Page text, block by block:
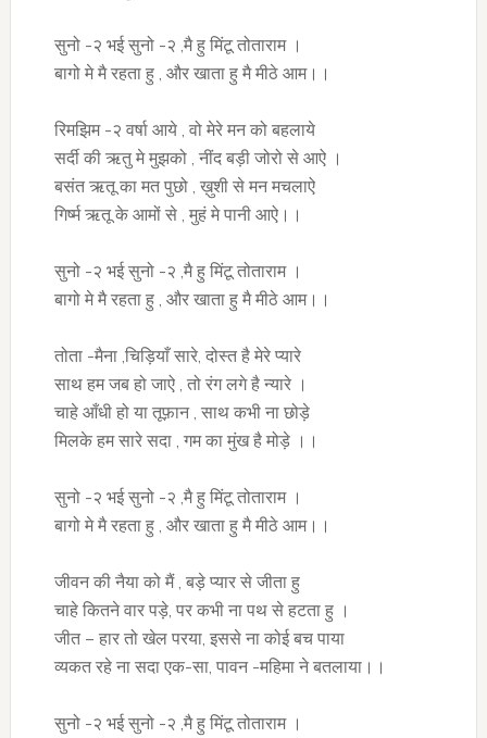
सुनो -२ भई सुनो -२ ,मै हु मिंटू तोताराम ।
बागो मे मै रहता हु , और खाता हु मै मीठे आम।।
रिमझिम -२ वर्षा आये , वो मेरे मन को बहलाये
सर्दी की ऋतु मे मुझको , नींद बड़ी जोरो से आऐ ।
बसंत ऋतू का मत पुछो , ख़ुशी से मन मचलाऐ
गिर्ष्म ऋतू के आमों से , मुहं मे पानी आऐ।।
सुनो -२ भई सुनो -२ ,मै हु मिंटू तोताराम ।
बागो मे मै रहता हु , और खाता हु मै मीठे आम।।
तोता -मैना ,चिड़ियाँ सारे, दोस्त है मेरे प्यारे
साथ हम जब हो जाऐ , तो रंग लगे है न्यारे ।
चाहे आँधी हो या तूफ़ान , साथ कभी ना छोड़े
मिलके हम सारे सदा , गम का मुंख है मोड़े ।।
सुनो -२ भई सुनो -२ ,मै हु मिंटू तोताराम ।
बागो मे मै रहता हु , और खाता हु मै मीठे आम।।
जीवन की नैया को मैं , बड़े प्यार से जीता हु
चाहे कितने वार पड़े, पर कभी ना पथ से हटता हु ।
जीत – हार तो खेल परया, इससे ना कोई बच पाया
व्यकत रहे ना सदा एक-सा, पावन -महिमा ने बतलाया।।
सुनो -२ भई सुनो -२ ,मै हु मिंटू तोताराम ।